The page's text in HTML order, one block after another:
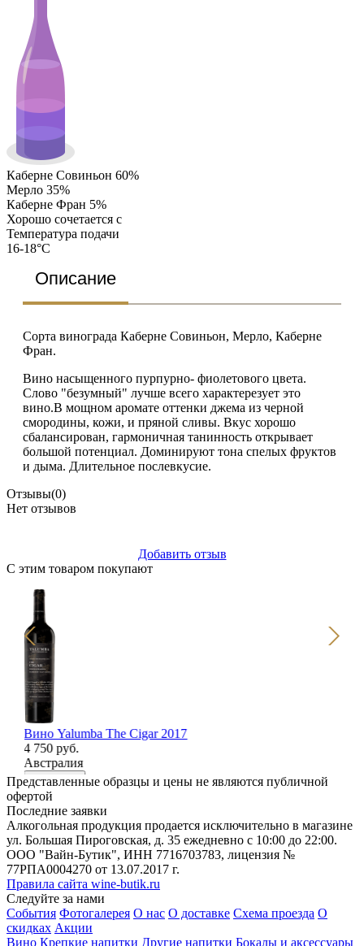
Каберне Совиньон 60%
Мерло 35%
Каберне Фран 5%
Хорошо сочетается с
Температура подачи
16-18°C
Описание
Сорта винограда Каберне Совиньон, Мерло, Каберне
Фран.
Вино насыщенного пурпурно- фиолетового цвета.
Слово "безумный" лучше всего характерезует это
вино.В мощном аромате оттенки джема из черной
смородины, кожи, и пряной сливы. Вкус хорошо
сбалансирован, гармоничная танинность открывает
большой потенциал. Доминируют тона спелых фруктов
и дыма. Длительное послевкусие.
Отзывы(0)
Нет отзывов
Добавить отзыв
С этим товаром покупают
Вино Yalumba The Cigar 2017
4 750 руб.
Австралия
В корзину
Представленные образцы и цены не являются публичной
офертой
Последние заявки
Алкогольная продукция продается исключительно в магазине
ул. Большая Пироговская, д. 35 ежедневно с 10:00 до 22:00.
ООО "Вайн-Бутик", ИНН 7716703783, лицензия №
77РПА0004270 от 13.07.2017 г.
Правила сайта wine-butik.ru
Следуйте за нами
События Фотогалерея О нас О доставке Схема проезда О
скидках Акции
Вино Крепкие напитки Другие напитки Бокалы и аксессуары